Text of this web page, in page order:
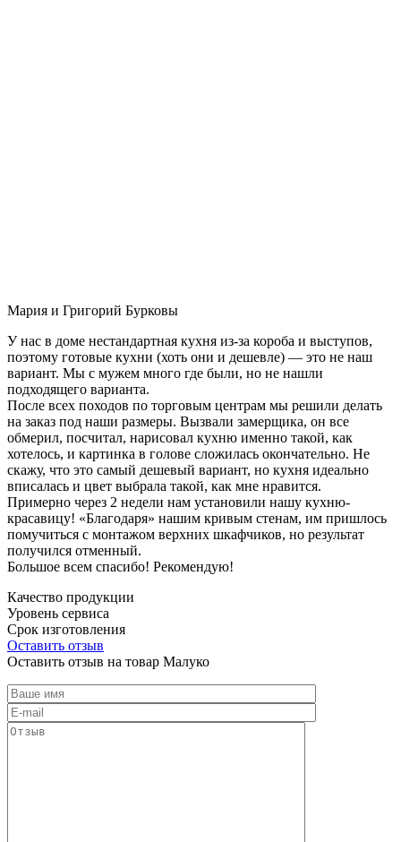
Мария и Григорий Бурковы
У нас в доме нестандартная кухня из-за короба и выступов,
поэтому готовые кухни (хоть они и дешевле) — это не наш
вариант. Мы с мужем много где были, но не нашли
подходящего варианта.
После всех походов по торговым центрам мы решили делать
на заказ под наши размеры. Вызвали замерщика, он все
обмерил, посчитал, нарисовал кухню именно такой, как
хотелось, и картинка в голове сложилась окончательно. Не
скажу, что это самый дешевый вариант, но кухня идеально
вписалась и цвет выбрала такой, как мне нравится.
Примерно через 2 недели нам установили нашу кухню-
красавицу! «Благодаря» нашим кривым стенам, им пришлось
помучиться с монтажом верхних шкафчиков, но результат
получился отменный.
Большое всем спасибо! Рекомендую!
Качество продукции
Уровень сервиса
Срок изготовления
Оставить отзыв
Оставить отзыв на товар Малуко